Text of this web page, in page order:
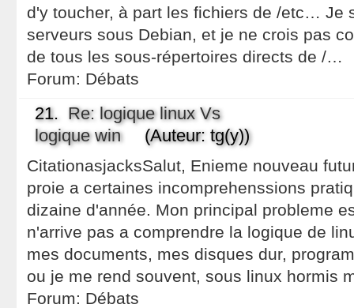
d'y toucher, à part les fichiers de /etc… Je
serveurs sous Debian, et je ne crois pas
de tous les sous-répertoires directs de /…
Forum: Débats
21. Re: logique linux Vs
logique win(Auteur: tg(y))
CitationasjacksSalut, Enieme nouveau
proie a certaines incomprehenssions
dizaine d'année. Mon principal probleme
n'arrive pas a comprendre la logique de
mes documents, mes disques dur,
ou je me rend souvent, sous linux hormis
Forum: Débats